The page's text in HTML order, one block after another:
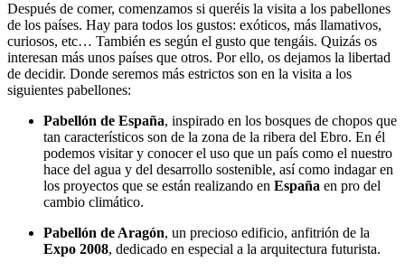
Después de comer, comenzamos si queréis la visita a los pabellones
de los países. Hay para todos los gustos: exóticos, más llamativos,
curiosos, etc… También es según el gusto que tengáis. Quizás os
interesan más unos países que otros. Por ello, os dejamos la libertad
de decidir. Donde seremos más estrictos son en la visita a los
siguientes pabellones:
Pabellón de España, inspirado en los bosques de chopos que
tan característicos son de la zona de la ribera del Ebro. En él
podemos visitar y conocer el uso que un país como el nuestro
hace del agua y del desarrollo sostenible, así como indagar en
los proyectos que se están realizando en España en pro del
cambio climático.
Pabellón de Aragón, un precioso edificio, anfitrión de la
Expo 2008, dedicado en especial a la arquitectura futurista.